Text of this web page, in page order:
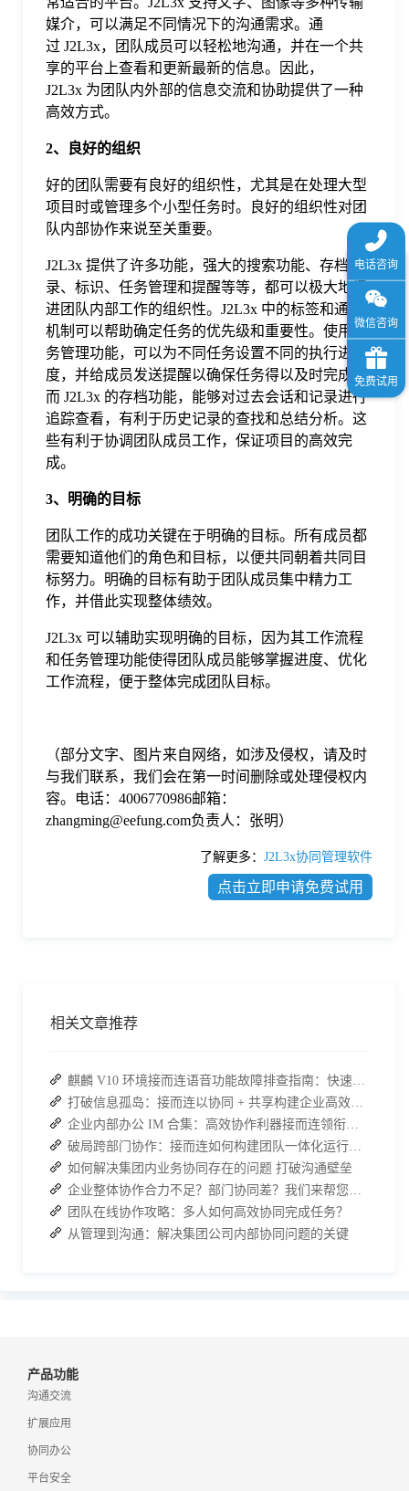
媒介，可以满足不同情况下的沟通需求。通
过 J2L3x，团队成员可以轻松地沟通，并在一个共
享的平台上查看和更新最新的信息。因此，
J2L3x 为团队内外部的信息交流和协助提供了一种
高效方式。
2、良好的组织
好的团队需要有良好的组织性，尤其是在处理大型
项目时或管理多个小型任务时。良好的组织性对团
队内部协作来说至关重要。
J2L3x 提供了许多功能，强大的搜索功能、存档记
录、标识、任务管理和提醒等等，都可以极大地促
进团队内部工作的组织性。J2L3x 中的标签和通知
机制可以帮助确定任务的优先级和重要性。使用任
务管理功能，可以为不同任务设置不同的执行进
度，并给成员发送提醒以确保任务得以及时完成。
而 J2L3x 的存档功能，能够对过去会话和记录进行
追踪查看，有利于历史记录的查找和总结分析。这
些有利于协调团队成员工作，保证项目的高效完
成。
3、明确的目标
团队工作的成功关键在于明确的目标。所有成员都
需要知道他们的角色和目标，以便共同朝着共同目
标努力。明确的目标有助于团队成员集中精力工
作，并借此实现整体绩效。
J2L3x 可以辅助实现明确的目标，因为其工作流程
和任务管理功能使得团队成员能够掌握进度、优化
工作流程，便于整体完成团队目标。
（部分文字、图片来自网络，如涉及侵权，请及时
与我们联系，我们会在第一时间删除或处理侵权内
容。电话：4006770986邮箱：
zhangming@eefung.com负责人：张明）
了解更多： J2L3x协同管理软件
点击立即申请免费试用
相关文章推荐
如何解决集团内业务协同存在的问题 打破沟通壁垒
团队在线协作攻略：多人如何高效协同完成任务？
从管理到沟通：解决集团公司内部协同问题的关键
产品功能
沟通交流
扩展应用
协同办公
平台安全